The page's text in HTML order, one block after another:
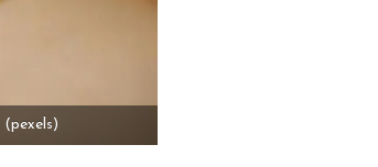
(pexels)